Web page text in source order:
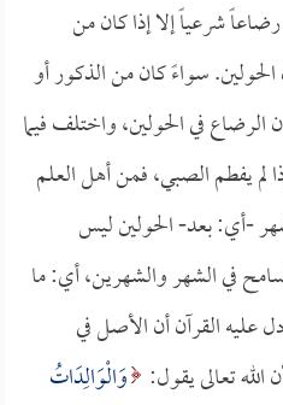
شرعياً إلا إذا كان من
سواءً كان من الذكور أو
الرضاع في الحولين، واختلف فيما
لم يفطم الصبي، فمن أهل العلم
-أي: بعد- الحولين ليس
في الشهر والشهرين، أي: ما
عليه القرآن أن الأصل في
تعالى يقول: وَالْوَالِدَاتُ